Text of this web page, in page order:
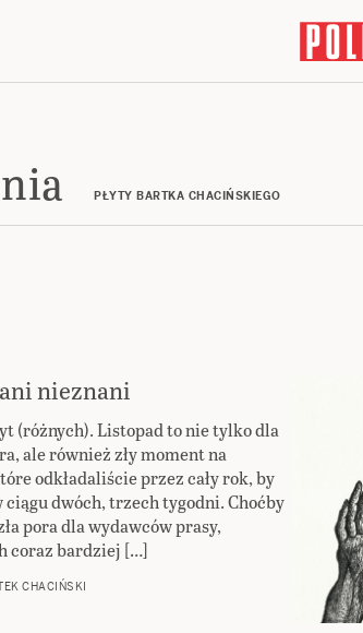
PŁYTY BARTKA CHACIŃSKIEGO
nieznani
(różnych). Listopad to nie tylko dla
ale również zły moment na
odkładaliście przez cały rok, by
dwóch, trzech tygodni. Choćby
pora dla wydawców prasy,
coraz bardziej […]
CHACIŃSKI